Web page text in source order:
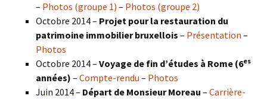
– Photos (groupe 1) – Photos (groupe 2)
Octobre 2014 – Projet pour la restauration du
patrimoine immobilier bruxellois – Présentation –
Photos
Octobre 2014 – Voyage de fin d’études à Rome (6es
années) – Compte-rendu – Photos
Juin 2014 – Départ de Monsieur Moreau – Carrière-